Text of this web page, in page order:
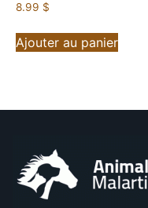
8.99 $
Ajouter au panier